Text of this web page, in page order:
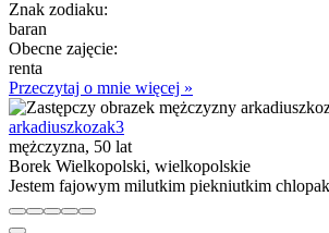
Znak zodiaku:
baran
Obecne zajęcie:
renta
Przeczytaj o mnie więcej »
arkadiuszkozak3
mężczyzna, 50 lat
Borek Wielkopolski, wielkopolskie
Jestem fajowym milutkim piekniutkim